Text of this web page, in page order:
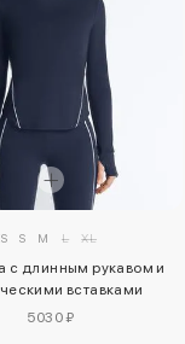
S M L XL
с длинным рукавом и
вставками
5030 ₽